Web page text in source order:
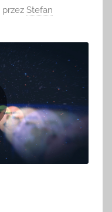
przez Stefan